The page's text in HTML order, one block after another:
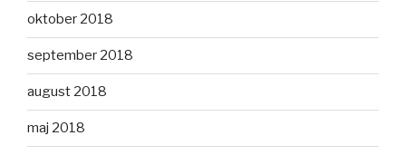
oktober 2018
september 2018
august 2018
maj 2018